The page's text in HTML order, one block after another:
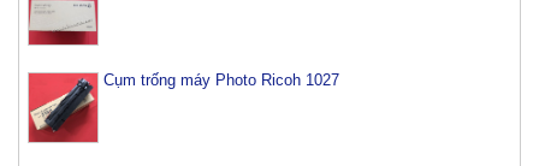
Cụm trống máy Photo Ricoh 1027